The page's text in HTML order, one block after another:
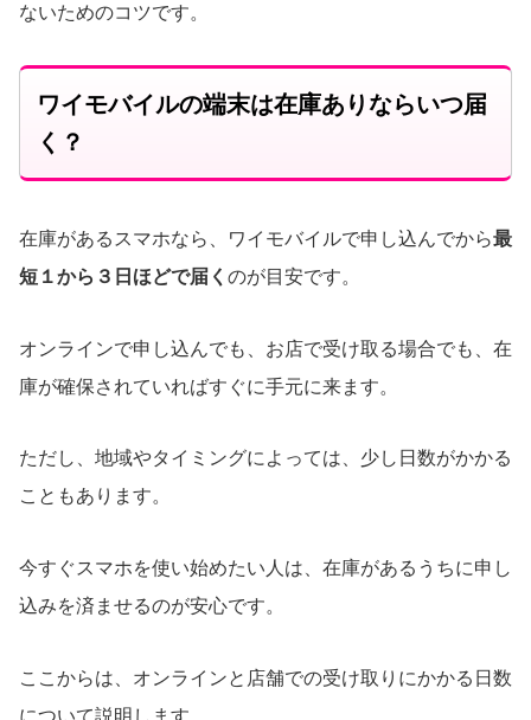
ないためのコツです。
ワイモバイルの端末は在庫ありならいつ届
く？
在庫があるスマホなら、ワイモバイルで申し込んでから最
短１から３日ほどで届く のが目安です。
オンラインで申し込んでも、お店で受け取る場合でも、在
庫が確保されていればすぐに手元に来ます。
ただし、地域やタイミングによっては、少し日数がかかる
こともあります。
今すぐスマホを使い始めたい人は、在庫があるうちに申し
込みを済ませるのが安心です。
ここからは、オンラインと店舗での受け取りにかかる日数
について説明します。